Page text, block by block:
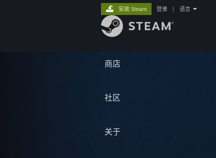
商店
社区
关于
安装 Steam 登录 语言